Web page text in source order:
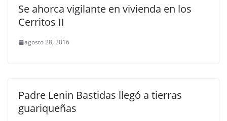
Se ahorca vigilante en vivienda en los
Cerritos II
agosto 28, 2016
Padre Lenin Bastidas llegó a tierras
guariqueñas